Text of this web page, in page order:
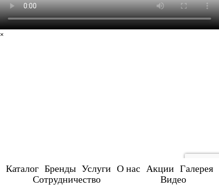
Каталог Бренды Услуги О нас Акции Галерея
Сотрудничество
Видео
×